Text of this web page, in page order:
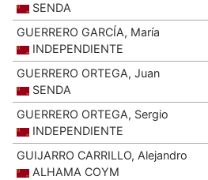
SENDA
GUERRERO GARCÍA, María
INDEPENDIENTE
GUERRERO ORTEGA, Juan
SENDA
GUERRERO ORTEGA, Sergio
INDEPENDIENTE
GUIJARRO CARRILLO, Alejandro
ALHAMA COYM